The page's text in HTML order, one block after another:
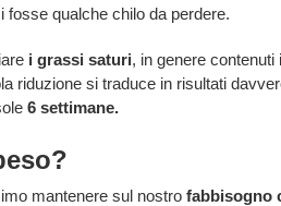
qualche chilo da perdere.
i grassi saturi, in genere
riduzione si traduce in risultati
6 settimane.
mantenere sul nostro fabbisogno